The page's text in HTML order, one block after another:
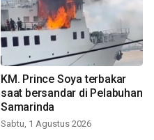
KM. Prince Soya terbakar
saat bersandar di Pelabuhan
Samarinda
Sabtu, 1 Agustus 2026